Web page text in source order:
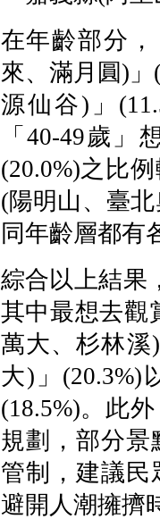
在年齡部分
來、滿月圓)
源仙谷)」
「40-49歲
(20.0%)之比
(陽明山、臺
同年齡層都有
綜合以上結果
其中最想去觀
萬大、杉林溪
大)」(20.3%)
(18.5%)。此
規劃，部分
管制，建議
避開人潮擁擠